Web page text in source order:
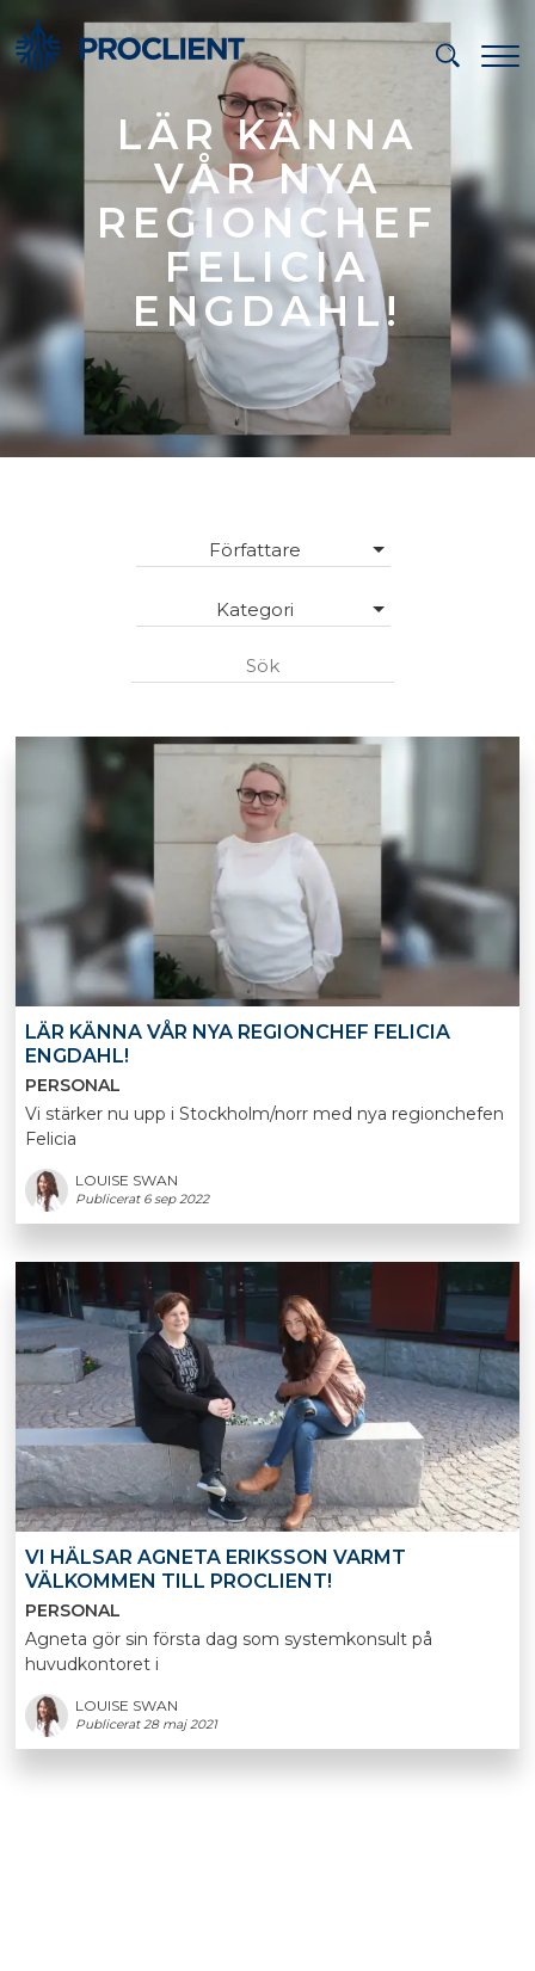
LÄR KÄNNA
VÅR NYA
REGIONCHEF
FELICIA
ENGDAHL!
Författare
Kategori
LÄR KÄNNA VÅR NYA REGIONCHEF FELICIA
ENGDAHL!
PERSONAL
Vi stärker nu upp i Stockholm/norr med nya regionchefen
Felicia
LOUISE SWAN
Publicerat 6 sep 2022
VI HÄLSAR AGNETA ERIKSSON VARMT
VÄLKOMMEN TILL PROCLIENT!
PERSONAL
Agneta gör sin första dag som systemkonsult på
huvudkontoret i
LOUISE SWAN
Publicerat 28 maj 2021